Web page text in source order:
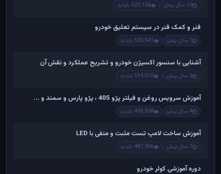
10 سال پیش 523,156 بازدید
فنر و کمک فنر در سیستم تعلیق خودرو
7 سال پیش 520,541 بازدید
آشنایی با سنسور اکسیژن خودرو و تشریح عملکرد و نقش آن
5 سال پیش 514,010 بازدید
آموزش سرویس روغن و فیلتر پژو 405 ، پژو پارس و سمند و ...
4 سال پیش 495,538 بازدید
آموزش ساخت لامپ تست مثبت و منفی با LED
7 سال پیش 487,066 بازدید
دوره آموزشی کولر خودرو